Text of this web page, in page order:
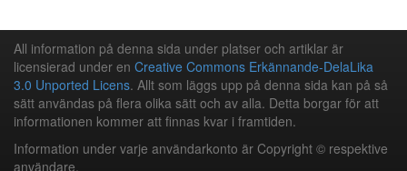
All information på denna sida under platser och artiklar är
licensierad under en Creative Commons Erkännande-DelaLika
3.0 Unported Licens. Allt som läggs upp på denna sida kan på så
sätt användas på flera olika sätt och av alla. Detta borgar för att
informationen kommer att finnas kvar i framtiden.
Information under varje användarkonto är Copyright © respektive
användare.